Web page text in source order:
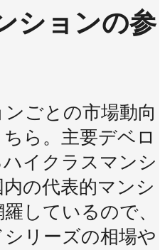
ションの参
ごとの市場動向
ら。主要デベロ
イクラスマンシ
の代表的マンシ
しているので、
リーズの相場や